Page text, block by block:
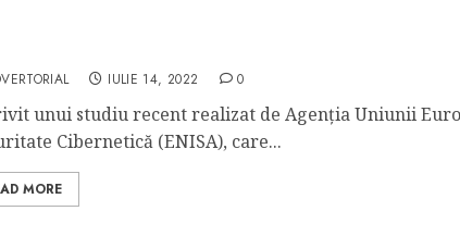
IULIE 14, 2022 0
unui studiu recent realizat de Agenția Uniunii
Cibernetică (ENISA), care...
MORE